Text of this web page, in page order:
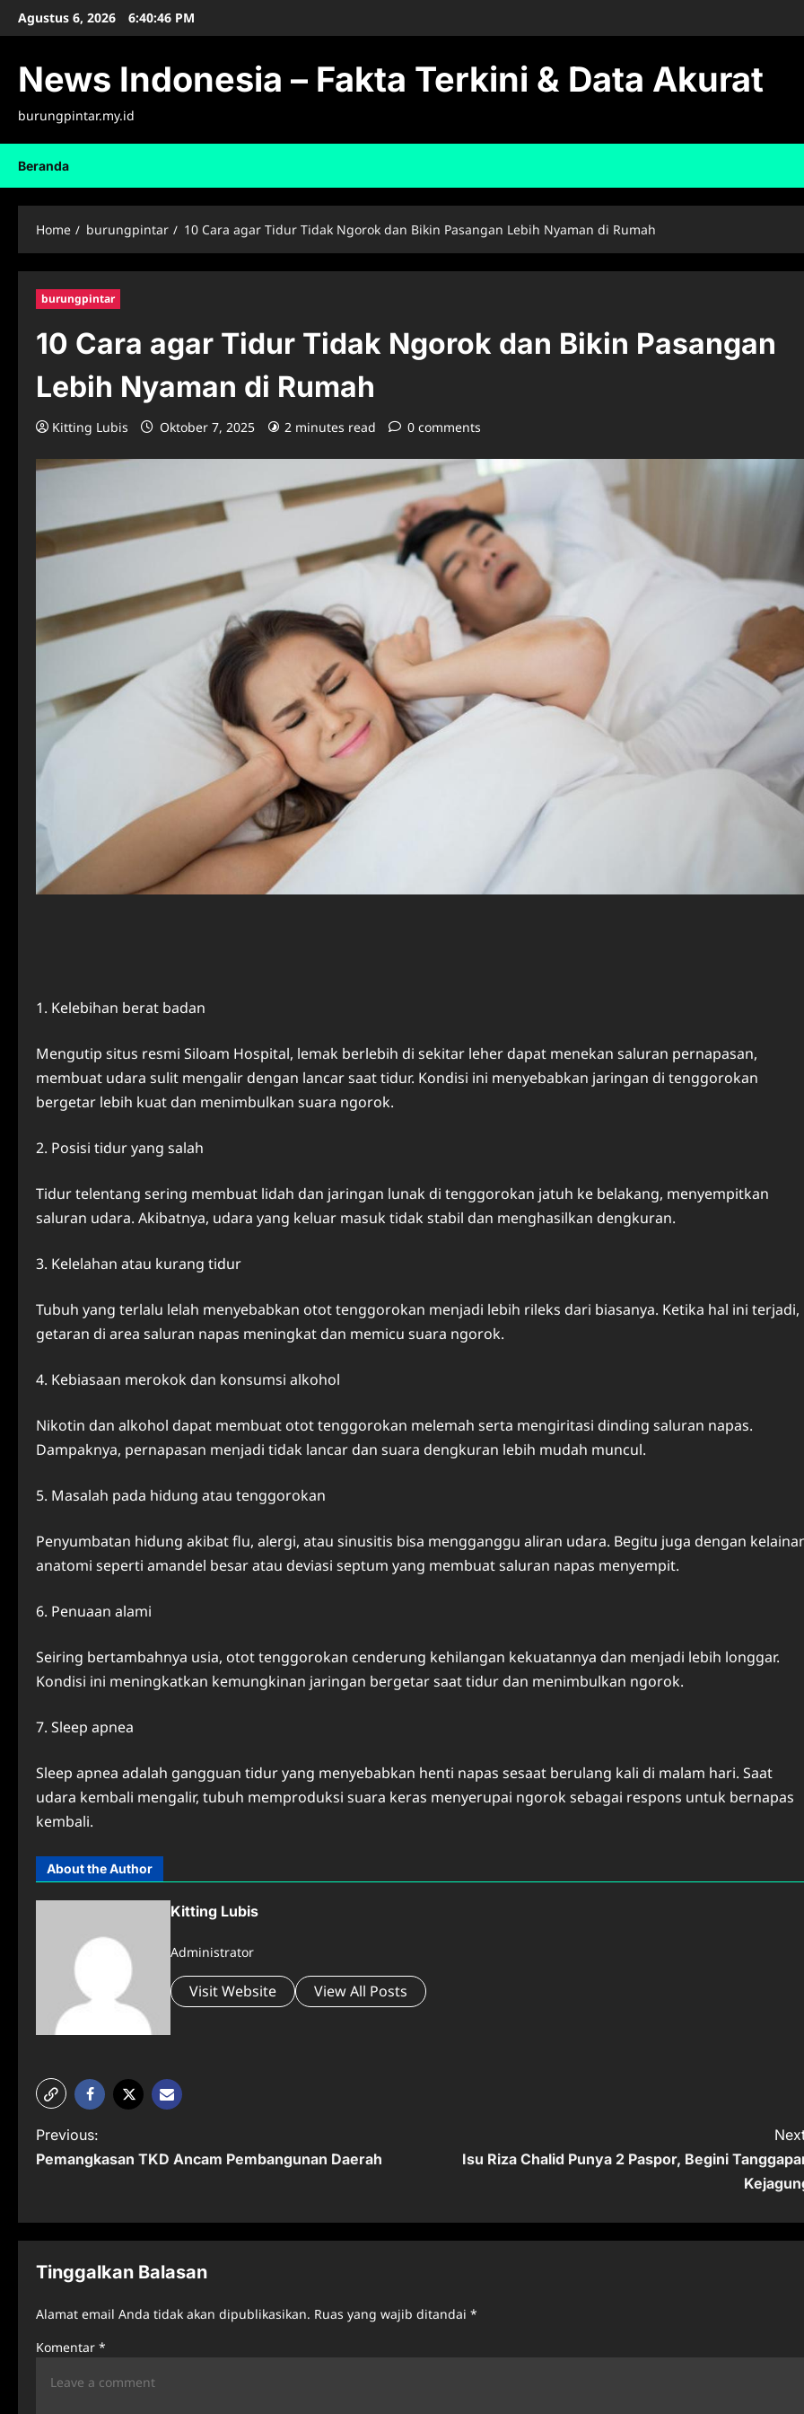
SkipAgustus 6, 2026 6:40:47 PM
News Indonesia – Fakta Terkini & Data Akurat
burungpintar.my.id
Beranda
Home burungpintar 10 Cara agar Tidur Tidak Ngorok dan Bikin Pasangan Lebih Nyaman di Rumah
burungpintar
10 Cara agar Tidur Tidak Ngorok dan Bikin Pasangan
Lebih Nyaman di Rumah
Kitting Lubis Oktober 7, 2025 2 minutes read 0 comments
1. Kelebihan berat badan
Mengutip situs resmi Siloam Hospital, lemak berlebih di sekitar leher dapat menekan saluran pernapasan,
membuat udara sulit mengalir dengan lancar saat tidur. Kondisi ini menyebabkan jaringan di tenggorokan
bergetar lebih kuat dan menimbulkan suara ngorok.
2. Posisi tidur yang salah
Tidur telentang sering membuat lidah dan jaringan lunak di tenggorokan jatuh ke belakang, menyempitkan
saluran udara. Akibatnya, udara yang keluar masuk tidak stabil dan menghasilkan dengkuran.
3. Kelelahan atau kurang tidur
Tubuh yang terlalu lelah menyebabkan otot tenggorokan menjadi lebih rileks dari biasanya. Ketika hal ini terjadi,
getaran di area saluran napas meningkat dan memicu suara ngorok.
4. Kebiasaan merokok dan konsumsi alkohol
Nikotin dan alkohol dapat membuat otot tenggorokan melemah serta mengiritasi dinding saluran napas.
Dampaknya, pernapasan menjadi tidak lancar dan suara dengkuran lebih mudah muncul.
5. Masalah pada hidung atau tenggorokan
Penyumbatan hidung akibat flu, alergi, atau sinusitis bisa mengganggu aliran udara. Begitu juga dengan
anatomi seperti amandel besar atau deviasi septum yang membuat saluran napas menyempit.
6. Penuaan alami
Seiring bertambahnya usia, otot tenggorokan cenderung kehilangan kekuatannya dan menjadi lebih longgar.
Kondisi ini meningkatkan kemungkinan jaringan bergetar saat tidur dan menimbulkan ngorok.
7. Sleep apnea
Sleep apnea adalah gangguan tidur yang menyebabkan henti napas sesaat berulang kali di malam hari. Saat
udara kembali mengalir, tubuh memproduksi suara keras menyerupai ngorok sebagai respons untuk bernapas
kembali.
About the Author
Kitting Lubis
Administrator
Visit Website View All Posts
P
o
t
n
Previous:
Pemangkasan TKD Ancam Pembangunan Daerah
Isu Riza Chalid Punya 2 Paspor, Begini
Tinggalkan Balasan
Alamat email Anda tidak akan dipublikasikan. Ruas yang wajib ditandai *
Komentar *